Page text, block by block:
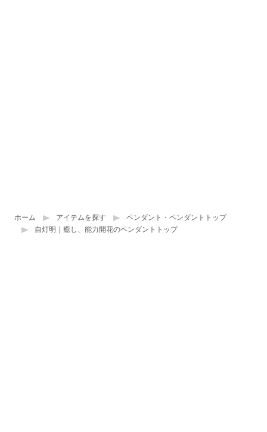
ホーム アイテムを探す
ペンダント・ペンダントトップ
自灯明｜癒し、能力開花のペンダントトップ